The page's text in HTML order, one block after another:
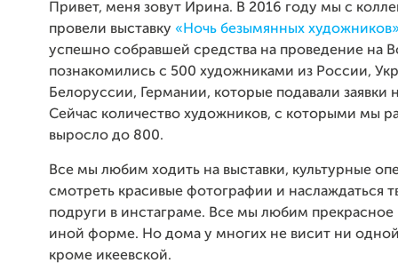
Привет, меня зовут Ирина. В 2016 году мы с
провели выставку «Ночь безымянных
успешно собравшей средства на проведение на
познакомились с 500 художниками из России,
Белоруссии, Германии, которые подавали заявки
Сейчас количество художников, с которыми мы
выросло до 800.
Все мы любим ходить на выставки, культурные
смотреть красивые фотографии и наслаждаться
подруги в инстаграме. Все мы любим прекрасное
иной форме. Но дома у многих не висит ни
кроме икеевской.